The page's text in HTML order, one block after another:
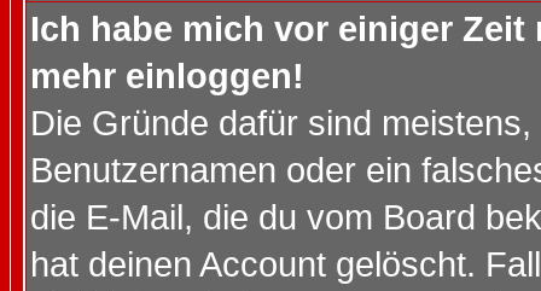
Ich habe mich vor einiger
mehr einloggen!
Die Gründe dafür sind
Benutzernamen oder ein
die E-Mail, die du vom Board
hat deinen Account gelöscht.